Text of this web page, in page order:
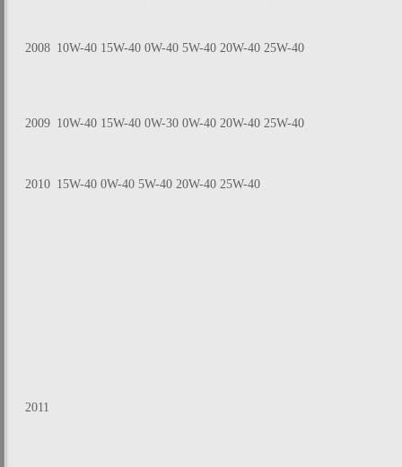
2008 10W-40 15W-40 0W-40 5W-40 20W-40 25W-40
2009 10W-40 15W-40 0W-30 0W-40 20W-40 25W-40
2010 15W-40 0W-40 5W-40 20W-40 25W-40
2011